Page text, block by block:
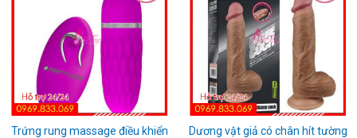
Trứng rung massage điều khiển
Dương vật giả có chân hít tường